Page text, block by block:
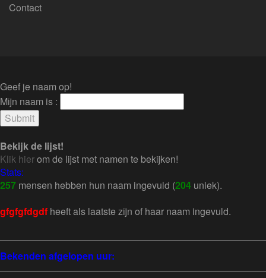
Contact
Geef je naam op!
Mijn naam is :
Bekijk de lijst!
Klik hierom de lijst met namen te bekijken!
Stats:
257 mensen hebben hun naam ingevuld (204 uniek).
gfgfgfdgdf heeft als laatste zijn of haar naam ingevuld.
Bekenden afgelopen uur: